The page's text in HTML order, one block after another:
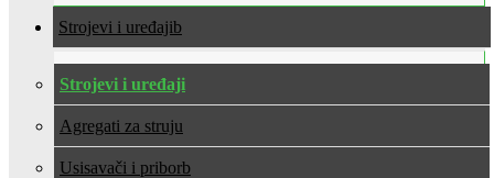
Strojevi i uređaji
Strojevi i uređaji
Agregati za struju
Usisavači i pribor